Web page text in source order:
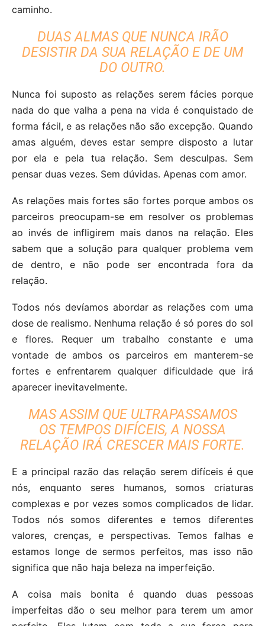
caminho.
DUAS ALMAS QUE NUNCA IRÃO
DESISTIR DA SUA RELAÇÃO E DE UM
DO OUTRO.
Nunca foi suposto as relações serem fácies porque
nada do que valha a pena na vida é conquistado de
forma fácil, e as relações não são excepção. Quando
amas alguém, deves estar sempre disposto a lutar
por ela e pela tua relação. Sem desculpas. Sem
pensar duas vezes. Sem dúvidas. Apenas com amor.
As relações mais fortes são fortes porque ambos os
parceiros preocupam-se em resolver os problemas
ao invés de infligirem mais danos na relação. Eles
sabem que a solução para qualquer problema vem
de dentro, e não pode ser encontrada fora da
relação.
Todos nós devíamos abordar as relações com uma
dose de realismo. Nenhuma relação é só pores do sol
e flores. Requer um trabalho constante e uma
vontade de ambos os parceiros em manterem-se
fortes e enfrentarem qualquer dificuldade que irá
aparecer inevitavelmente.
MAS ASSIM QUE ULTRAPASSAMOS
OS TEMPOS DIFÍCEIS, A NOSSA
RELAÇÃO IRÁ CRESCER MAIS FORTE.
E a principal razão das relação serem difíceis é que
nós, enquanto seres humanos, somos criaturas
complexas e por vezes somos complicados de lidar.
Todos nós somos diferentes e temos diferentes
valores, crenças, e perspectivas. Temos falhas e
estamos longe de sermos perfeitos, mas isso não
significa que não haja beleza na imperfeição.
A coisa mais bonita é quando duas pessoas
imperfeitas dão o seu melhor para terem um amor